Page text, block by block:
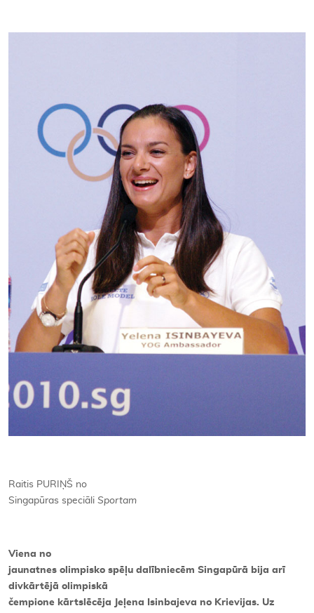
Raitis PURIŅŠ no
Singapūras speciāli Sportam
Viena no
jaunatnes olimpisko spēļu dalībniecēm Singapūrā bija arī
divkārtējā olimpiskā
čempione kārtslēcēja Jeļena Isinbajeva no Krievijas. Uz